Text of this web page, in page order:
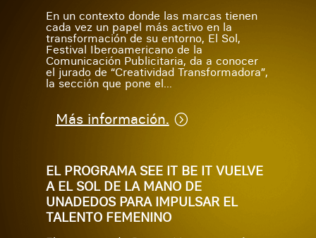
En un contexto donde las marcas tienen
cada vez un papel más activo en la
transformación de su entorno, El Sol,
Festival Iberoamericano de la
Comunicación Publicitaria, da a conocer
el jurado de “Creatividad Transformadora”,
la sección que pone el...
Más información.
EL PROGRAMA SEE IT BE IT VUELVE
A EL SOL DE LA MANO DE
UNADEDOS PARA IMPULSAR EL
TALENTO FEMENINO